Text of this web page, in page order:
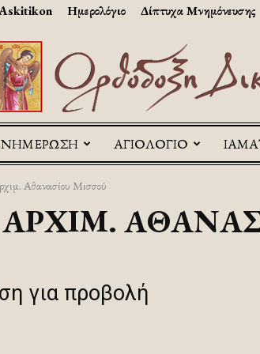
Ημερολόγιο Δίπτυχα Μνημόνευσης
ΑΓΙΟΛΟΓΙΟ
Αθανασίου Μισσού
για προβολή